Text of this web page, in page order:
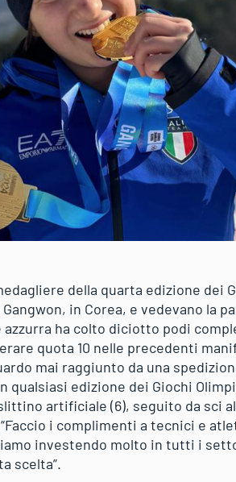
della quarta edizione dei
in Corea, e vedevano la
azzurra ha colto diciotto podi
quota 10 nelle precedenti
mai raggiunto da una
qualsiasi edizione dei Giochi
artificiale (6), seguito da sci
“Faccio i complimenti a tecnici e
investendo molto in tutti i
scelta”.